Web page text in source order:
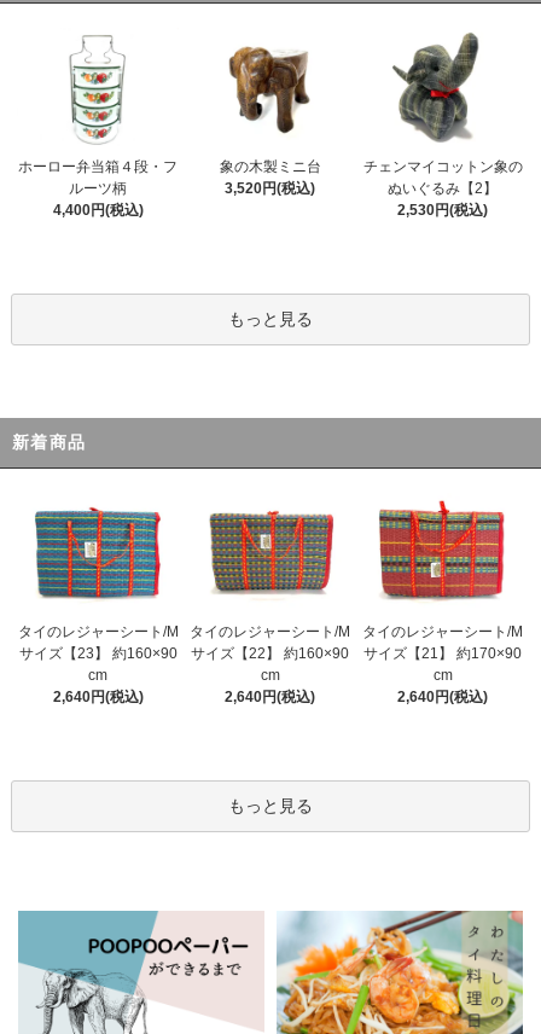
ホーロー弁当箱４段・フ
ルーツ柄
4,400円(税込)
象の木製ミニ台
3,520円(税込)
チェンマイコットン象の
ぬいぐるみ【2】
2,530円(税込)
もっと見る
新着商品
タイのレジャーシート/M
サイズ【23】 約160×90
cm
2,640円(税込)
タイのレジャーシート/M
サイズ【22】 約160×90
cm
2,640円(税込)
タイのレジャーシート/M
サイズ【21】 約170×90
cm
2,640円(税込)
もっと見る